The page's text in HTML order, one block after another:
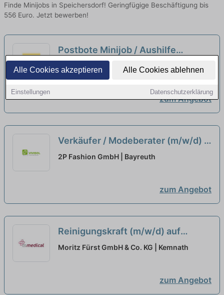
Alle Cookies akzeptieren Alle Cookies ablehnen
Einstellungen Datenschutzerklärung
Finde Minijobs in Speichersdorf! Geringfügige Beschäftigung bis
556 Euro. Jetzt bewerben!
Postbote Minijob / Aushilfe
(m/w/d)
neu
Deutsche Post & DHL | Speichersdorf
zum Angebot
Verkäufer / Modeberater (m/w/d) -
Vollzeit | Teilzeit | Minijob - CEP /
2P Fashion GmbH | Bayreuth
zum Angebot
Reinigungskraft (m/w/d) auf
Minijob-Basis oder in Teilzeit, 1,5 -
Moritz Fürst GmbH & Co. KG | Kemnath
zum Angebot